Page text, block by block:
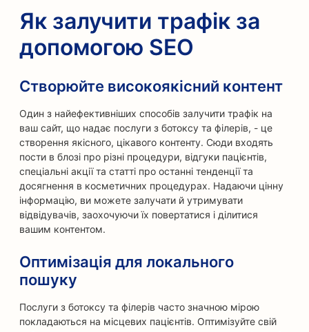
Як залучити трафік за
допомогою SEO
Створюйте високоякісний контент
Один з найефективніших способів залучити трафік на
ваш сайт, що надає послуги з ботоксу та філерів, - це
створення якісного, цікавого контенту. Сюди входять
пости в блозі про різні процедури, відгуки пацієнтів,
спеціальні акції та статті про останні тенденції та
досягнення в косметичних процедурах. Надаючи цінну
інформацію, ви можете залучати й утримувати
відвідувачів, заохочуючи їх повертатися і ділитися
вашим контентом.
Оптимізація для локального
пошуку
Послуги з ботоксу та філерів часто значною мірою
покладаються на місцевих пацієнтів. Оптимізуйте свій